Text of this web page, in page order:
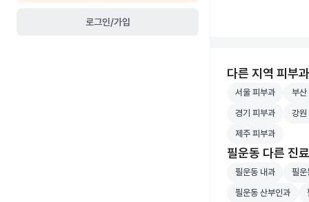
로그인/가입
다른 지역 피부과
서울 피부과 병원
서울 피부과 부
부산
경기 피부과 병원
경기 피부과 강
강원
제주 피부과 병원
제주 피부과
필운동 다른 진
필운동 내과 병원
필운동 내과 필
필운
필운동 산부인과
필운동 산부인과